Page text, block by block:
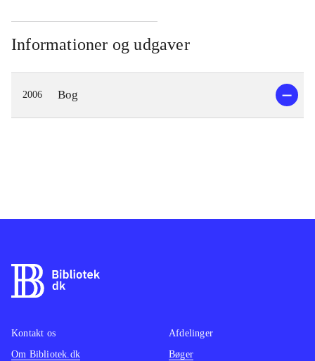
Informationer og udgaver
2006 Bog
Kontakt os
Om Bibliotek.dk
Afdelinger
Bøger